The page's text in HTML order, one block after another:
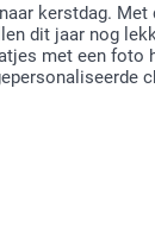
kerstdag. Met
dit jaar nog
met een foto